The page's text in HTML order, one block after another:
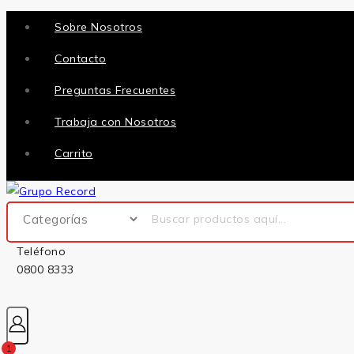
Sobre Nosotros
Contacto
Preguntas Frecuentes
Trabaja con Nosotros
Carrito
Teléfono
0800 8333
1